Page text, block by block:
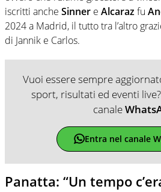
iscritti anche Sinner e Alcarazfu
2024 a Madrid, il tutto tra l’altro
di Jannik e Carlos.
Vuoi essere sempre
sport, risultati ed eventi
canale
Entra nel canale
Panatta: “Un tempo